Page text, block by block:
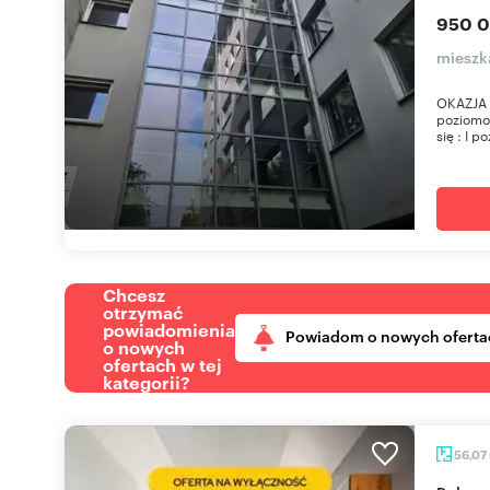
950
się : I
Chcesz
otrzymać
powiadomienia
o nowych
ofertach w tej
kategorii?
Powiadom o nowych
56,07